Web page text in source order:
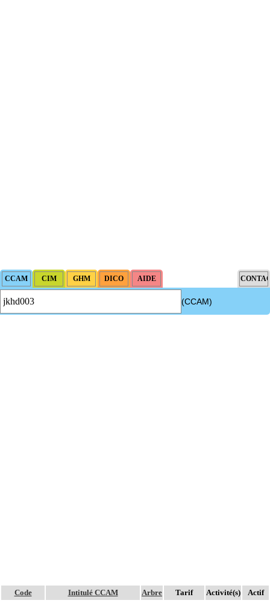
(CCAM)
Code Intitulé CCAM Arbre Tarif Activité(s) Actif